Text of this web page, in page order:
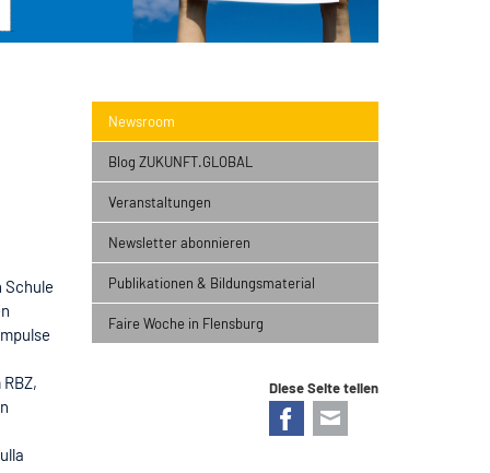
Schule
Newsroom
Blog ZUKUNFT.GLOBAL
Veranstaltungen
Newsletter abonnieren
Publikationen & Bildungsmaterial
Faire Woche in Flensburg
Diese Seite teilen
Facebook